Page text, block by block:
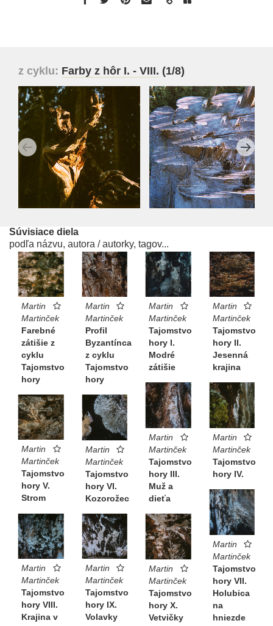
z cyklu: Farby z hôr I. - VIII. (1/8)
Súvisiace diela
podľa názvu, autora / autorky, tagov...
Martin
Martinček
Farebné
zátišie z
cyklu
Tajomstvo
hory
Martin
Martinček
Profil
Byzantínca
z cyklu
Tajomstvo
hory
Martin
Martinček
Tajomstvo
hory I.
Modré
zátišie
Martin
Martinček
Tajomstvo
hory II.
Jesenná
krajina
Martin
Martinček
Tajomstvo
hory III.
Muž a
dieťa
Martin
Martinček
Tajomstvo
hory IV.
Martin
Martinček
Tajomstvo
hory V.
Strom
Martin
Martinček
Tajomstvo
hory VI.
Kozorožec
Martin
Martinček
Tajomstvo
hory VII.
Holubica
na
hniezde
Martin
Martinček
Tajomstvo
hory VIII.
Krajina v
Martin
Martinček
Tajomstvo
hory IX.
Volavky
Martin
Martinček
Tajomstvo
hory X.
Vetvičky